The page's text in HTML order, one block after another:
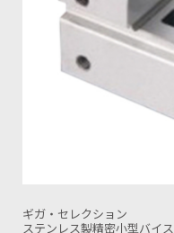
ギガ・セレクション
SK精密バイスGSVS10